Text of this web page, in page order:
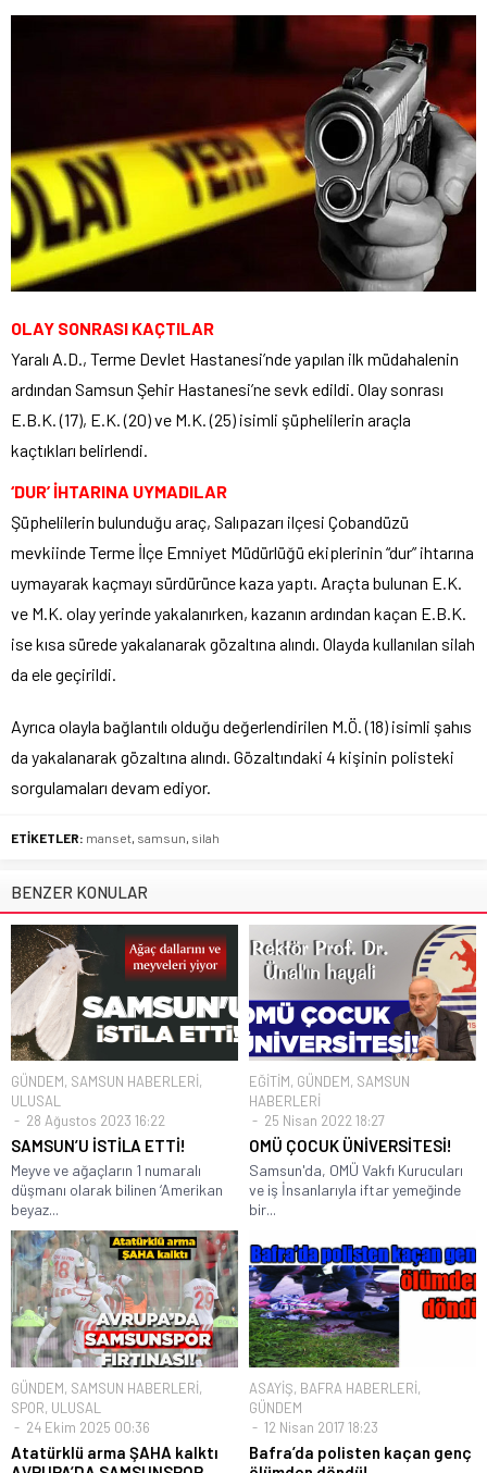
OLAY SONRASI KAÇTILAR
Yaralı A.D., Terme Devlet Hastanesi’nde yapılan ilk müdahalenin
ardından Samsun Şehir Hastanesi’ne sevk edildi. Olay sonrası
E.B.K. (17), E.K. (20) ve M.K. (25) isimli şüphelilerin araçla
kaçtıkları belirlendi.
‘DUR’ İHTARINA UYMADILAR
Şüphelilerin bulunduğu araç, Salıpazarı ilçesi Çobandüzü
mevkiinde Terme İlçe Emniyet Müdürlüğü ekiplerinin “dur” ihtarına
uymayarak kaçmayı sürdürünce kaza yaptı. Araçta bulunan E.K.
ve M.K. olay yerinde yakalanırken, kazanın ardından kaçan E.B.K.
ise kısa sürede yakalanarak gözaltına alındı. Olayda kullanılan silah
da ele geçirildi.
Ayrıca olayla bağlantılı olduğu değerlendirilen M.Ö. (18) isimli şahıs
da yakalanarak gözaltına alındı. Gözaltındaki 4 kişinin polisteki
sorgulamaları devam ediyor.
ETİKETLER: manset samsun silah
BENZER KONULAR
GÜNDEM, SAMSUN HABERLERİ,
ULUSAL
28 Ağustos 2023 16:22
SAMSUN’U İSTİLA ETTİ!
Meyve ve ağaçların 1 numaralı
düşmanı olarak bilinen ‘Amerikan
beyaz...
EĞİTİM, GÜNDEM, SAMSUN
HABERLERİ
25 Nisan 2022 18:27
OMÜ ÇOCUK ÜNİVERSİTESİ!
Samsun'da, OMÜ Vakfı Kurucuları
ve iş İnsanlarıyla iftar yemeğinde
bir...
GÜNDEM, SAMSUN HABERLERİ,
SPOR, ULUSAL
24 Ekim 2025 00:36
Atatürklü arma ŞAHA kalktı
ASAYİŞ, BAFRA HABERLERİ,
GÜNDEM
12 Nisan 2017 18:23
Bafra’da polisten kaçan genç